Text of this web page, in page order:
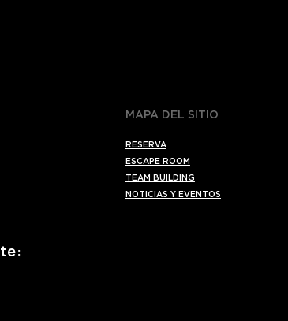
MAPA DEL SITIO
RESERVA
ESCAPE ROOM
TEAM BUILDING
NOTICIAS Y EVENTOS